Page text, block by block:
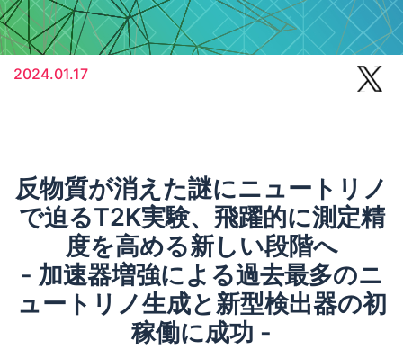
2024.01.17
反物質が消えた謎にニュートリノ
で迫るT2K実験、飛躍的に測定精
度を高める新しい段階へ
- 加速器増強による過去最多のニ
ュートリノ生成と新型検出器の初
稼働に成功 -